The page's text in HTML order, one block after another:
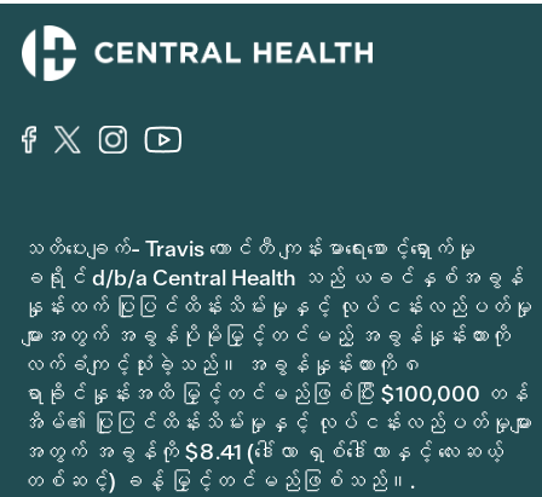
သတိပေးချက်- Travis ကောင်တီ ကျန်းမာရေးစောင့်ရှောက်မှု
ခရိုင် d/b/a Central Health သည် ယခင်နှစ်အခွန်
နှုန်းထက် ပြုပြင်ထိန်းသိမ်းမှုနှင့် လုပ်ငန်းလည်ပတ်မှု
များအတွက် အခွန်ပိုမိုမြှင့်တင်မည့် အခွန်နှုန်းထားကို
လက်ခံကျင့်သုံးခဲ့သည်။ အခွန်နှုန်းထားကို ၈
ရာခိုင်နှုန်းအထိ မြှင့်တင်မည်ဖြစ်ပြီး $100,000 တန်
အိမ်၏ ပြုပြင်ထိန်းသိမ်းမှုနှင့် လုပ်ငန်းလည်ပတ်မှုများ
အတွက် အခွန်ကို $8.41 (ဒေါ်လာ ရှစ်ဒေါ်လာနှင့် လေးဆယ့်
တစ်ဆင့်) ခန့် မြှင့်တင်မည်ဖြစ်သည်။.